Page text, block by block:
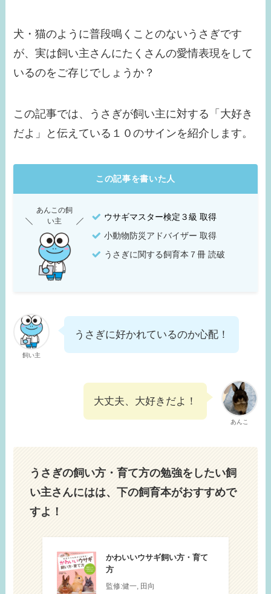
犬・猫のように普段鳴くことのないうさぎです
が、実は飼い主さんにたくさんの愛情表現をして
いるのをご存じでしょうか？
この記事では、うさぎが飼い主に対する「大好き
だよ」と伝えている１０のサインを紹介します。
この記事を書いた人
ウサギマスター検定３級 取得
小動物防災アドバイザー 取得
うさぎに関する飼育本７冊 読破
あんこの飼
い主
飼い主
うさぎに好かれているのか心配！
あんこ
大丈夫、大好きだよ！
うさぎの飼い方・育て方の勉強をしたい飼
い主さんにはは、下の飼育本がおすすめで
すよ！
かわいいウサギ飼い方・育て
方
監修:健一, 田向